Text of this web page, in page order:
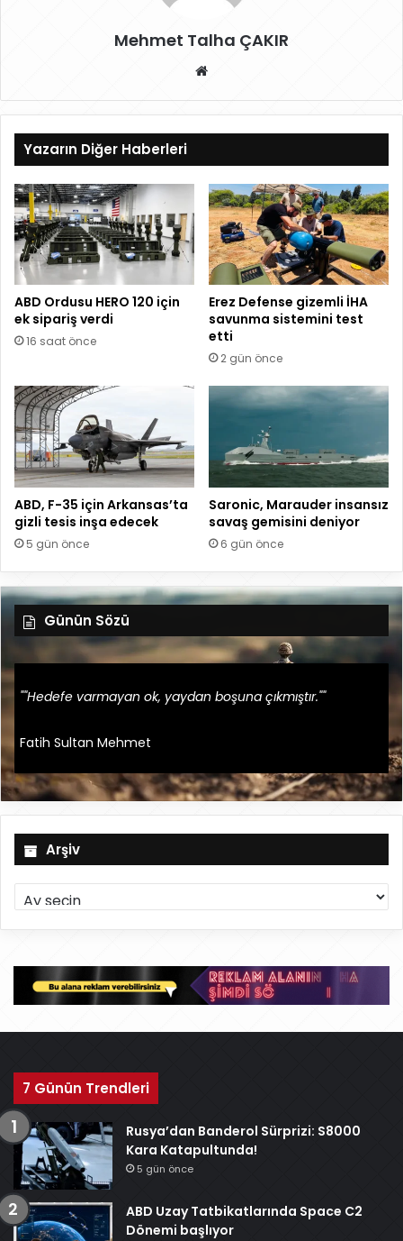
Mehmet Talha ÇAKIR
sit
esi
Yazarın Diğer Haberleri
ABD Ordusu HERO 120 için
ek sipariş verdi
16 saat önce
Erez Defense gizemli İHA
savunma sistemini test
etti
2 gün önce
ABD, F-35 için Arkansas’ta
gizli tesis inşa edecek
5 gün önce
Saronic, Marauder insansız
savaş gemisini deniyor
6 gün önce
Günün Sözü
""Hedefe varmayan ok, yaydan boşuna çıkmıştır.""
Fatih Sultan Mehmet
Arşiv
r
ş
v
7 Günün Trendleri
Rusya’dan Banderol Sürprizi: S8000
Kara Katapultunda!
5 gün önce
ABD Uzay Tatbikatlarında Space C2
Dönemi başlıyor